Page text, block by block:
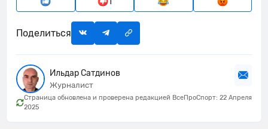
Поделиться
Ильдар Сатдинов
Журналист
Страница обновлена и проверена редакцией ВсеПроСпорт: 22 Апреля
2025